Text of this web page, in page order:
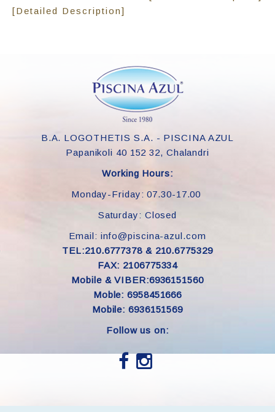
[Detailed Description]
B.A. LOGOTHETIS S.A. - PISCINA AZUL
Papanikoli 40 152 32, Chalandri
Working Hours:
Monday-Friday: 07.30-17.00
Saturday: Closed
Email: info@piscina-azul.com
TEL:210.6777378 & 210.6775329
FAX: 2106775334
Mobile & VIBER:6936151560
Moble: 6958451666
Mobile: 6936151569
Follow us on: